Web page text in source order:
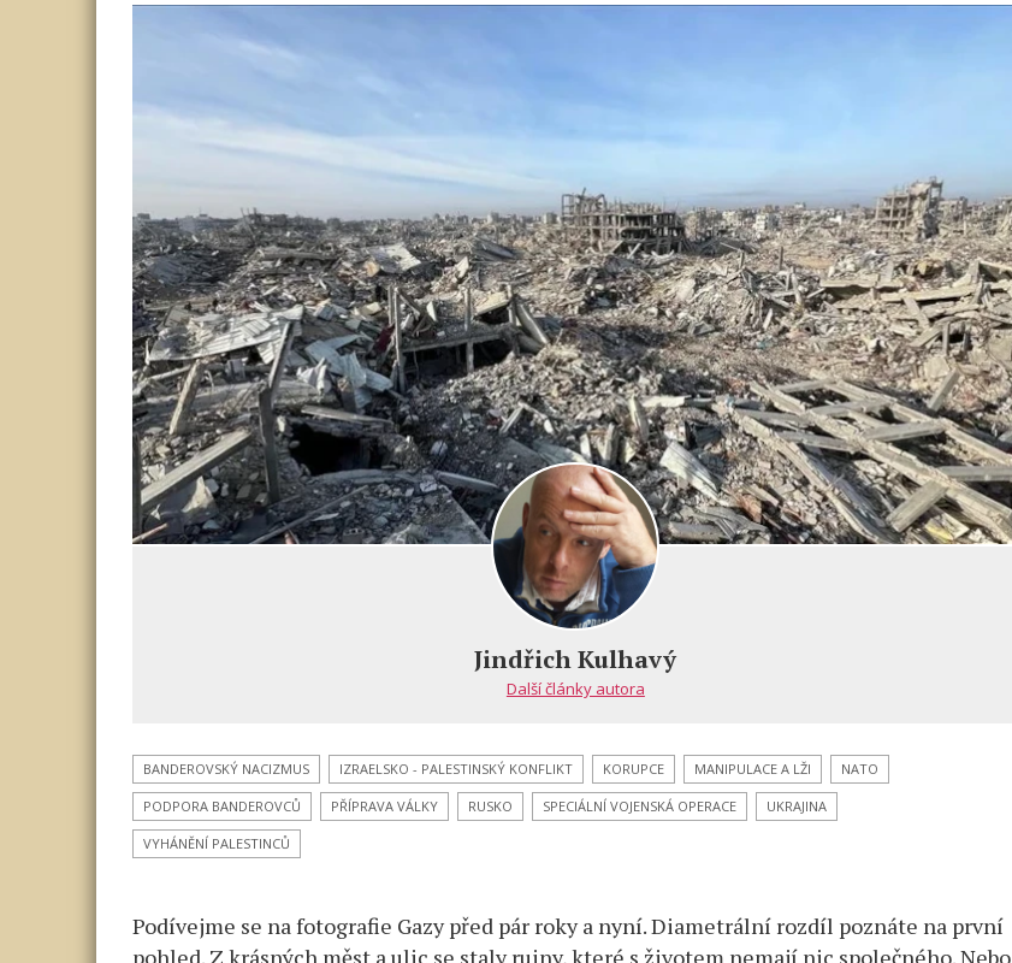
to
Jindřich Kulhavý
Další články autora
BANDEROVSKÝ NACIZMUS IZRAELSKO - PALESTINSKÝ KONFLIKT KORUPCE MANIPULACE A LŽI NATO
PODPORA BANDEROVCŮ PŘÍPRAVA VÁLKY RUSKO SPECIÁLNÍ VOJENSKÁ OPERACE UKRAJINA
VYHÁNĚNÍ PALESTINCŮ
Podívejme se na fotografie Gazy před pár roky a nyní. Diametrální rozdíl poznáte na první
pohled. Z krásných měst a ulic se staly ruiny, které s životem nemají nic společného. Nebo